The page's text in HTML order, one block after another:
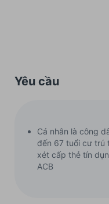
Yêu cầu
Cá nhân là công
đến 67 tuổi cư trú
xét cấp thẻ tín
ACB